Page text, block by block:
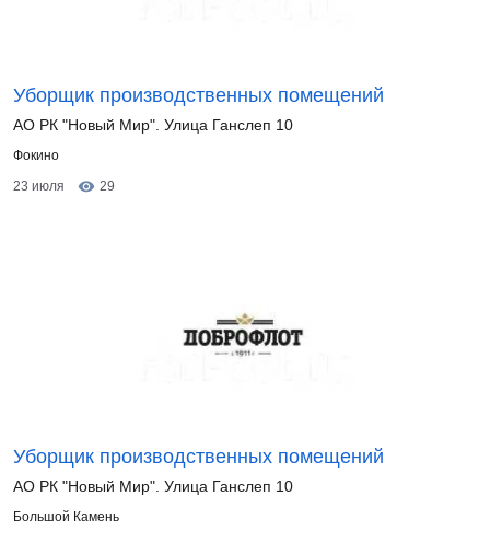
Уборщик производственных помещений
АО РК "Новый Мир". Улица Ганслеп 10
Фокино
23 июля
29
Уборщик производственных помещений
АО РК "Новый Мир". Улица Ганслеп 10
Большой Камень